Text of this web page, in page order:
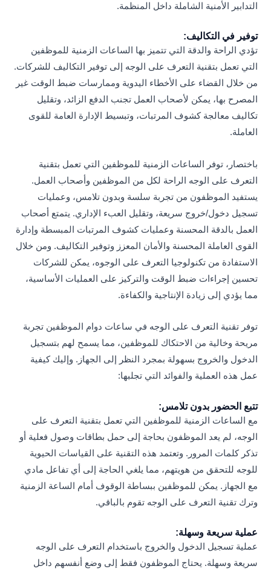
التدابير الأمنية الشاملة داخل المنظمة.
توفير في التكاليف:
تؤدي الراحة والدقة التي تتميز بها الساعات الزمنية للموظفين
التي تعمل بتقنية التعرف على الوجه إلى توفير التكاليف للشركات.
من خلال القضاء على الأخطاء اليدوية وممارسات ضبط الوقت غير
المصرح بها، يمكن لأصحاب العمل تجنب الدفع الزائد، وتقليل
تكاليف معالجة كشوف المرتبات، وتبسيط الإدارة العامة للقوى
العاملة.
باختصار، توفر الساعات الزمنية للموظفين التي تعمل بتقنية
التعرف على الوجه الراحة لكل من الموظفين وأصحاب العمل.
يستفيد الموظفون من تجربة سلسة وبدون تلامس، وعمليات
تسجيل دخول/خروج سريعة، وتقليل العبء الإداري. يتمتع أصحاب
العمل بالدقة المحسنة وعمليات كشوف المرتبات المبسطة وإدارة
القوى العاملة المحسنة والأمان المعزز وتوفير التكاليف. ومن خلال
الاستفادة من تكنولوجيا التعرف على الوجوه، يمكن للشركات
تحسين إجراءات ضبط الوقت والتركيز على العمليات الأساسية،
مما يؤدي إلى زيادة الإنتاجية والكفاءة.
توفر تقنية التعرف على الوجه في ساعات دوام الموظفين تجربة
مريحة وخالية من الاحتكاك للموظفين، مما يسمح لهم بتسجيل
الدخول والخروج بسهولة بمجرد النظر إلى الجهاز. وإليك كيفية
عمل هذه العملية والفوائد التي تجلبها:
تتبع الحضور بدون تلامس:
مع الساعات الزمنية للموظفين التي تعمل بتقنية التعرف على
الوجه، لم يعد الموظفون بحاجة إلى حمل بطاقات وصول فعلية أو
تذكر كلمات المرور. وتعتمد هذه التقنية على القياسات الحيوية
للوجه للتحقق من هويتهم، مما يلغي الحاجة إلى أي تفاعل مادي
مع الجهاز. يمكن للموظفين ببساطة الوقوف أمام الساعة الزمنية
وترك تقنية التعرف على الوجه تقوم بالباقي.
عملية سريعة وسهلة:
عملية تسجيل الدخول والخروج باستخدام التعرف على الوجه
سريعة وسهلة. يحتاج الموظفون فقط إلى وضع أنفسهم داخل